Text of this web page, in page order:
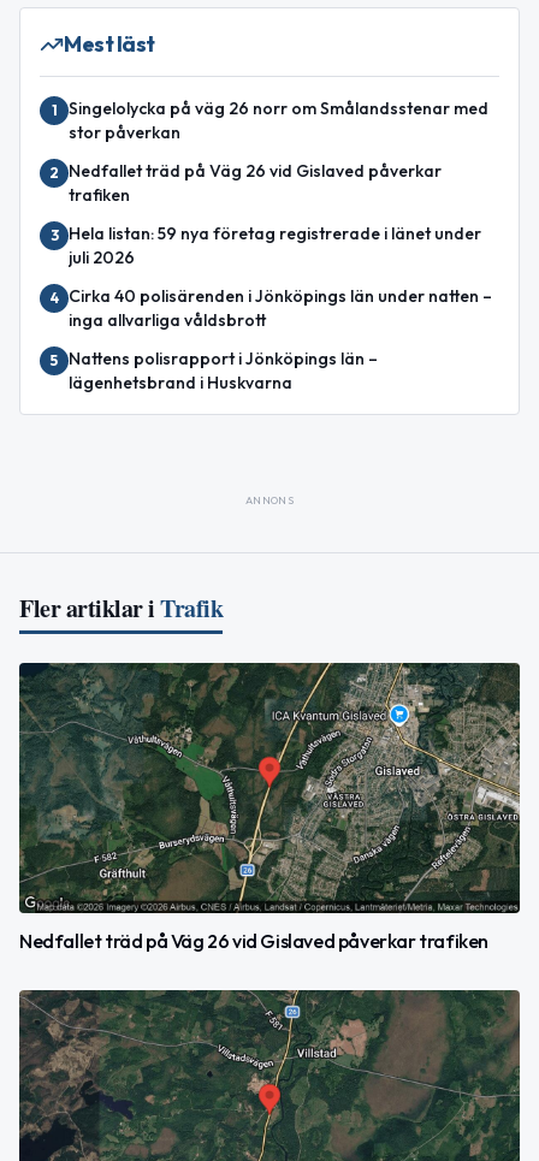
Mest läst
1
Singelolycka på väg 26 norr om Smålandsstenar med
stor påverkan
2
Nedfallet träd på Väg 26 vid Gislaved påverkar
trafiken
3
Hela listan: 59 nya företag registrerade i länet under
juli 2026
4
Cirka 40 polisärenden i Jönköpings län under natten –
inga allvarliga våldsbrott
5
Nattens polisrapport i Jönköpings län –
lägenhetsbrand i Huskvarna
ANNONS
Fler artiklar iTrafik
Nedfallet träd på Väg 26 vid Gislaved påverkar trafiken